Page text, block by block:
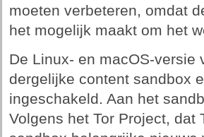
moeten verbeteren, omdat
het mogelijk maakt om het
De Linux- en macOS-versie
dergelijke content sandbox
ingeschakeld. Aan het
Volgens het Tor Project, dat